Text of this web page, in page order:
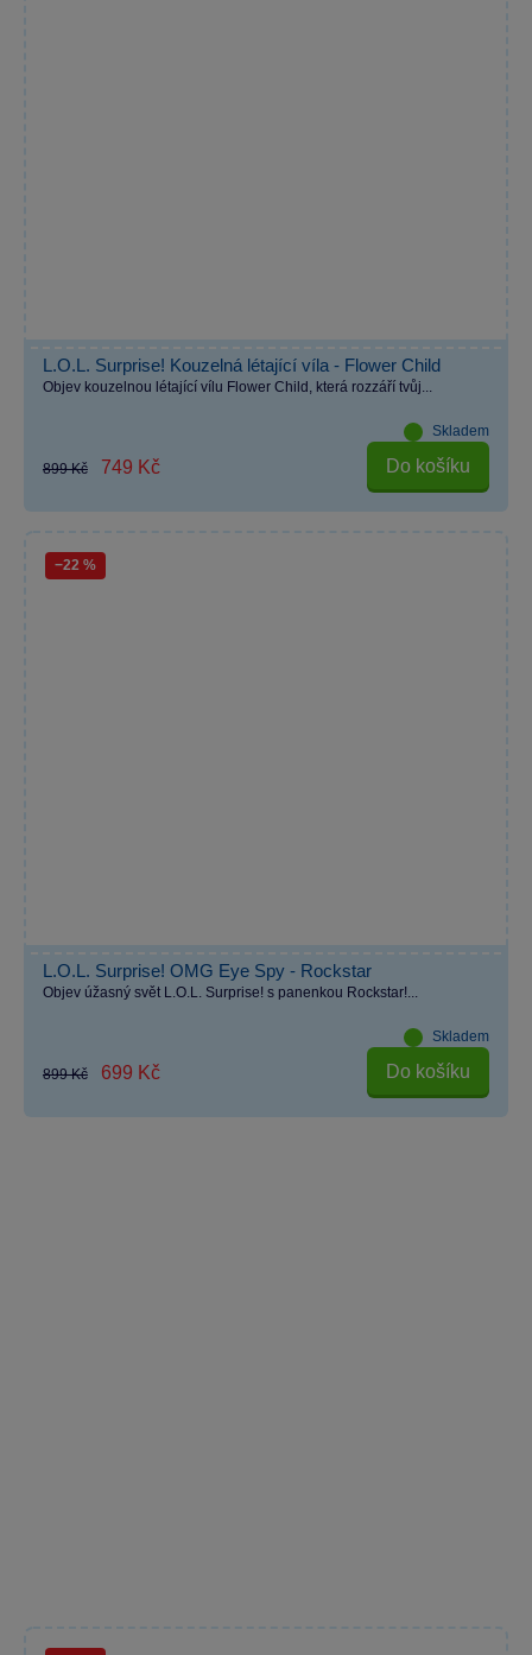
L.O.L. Surprise! Kouzelná létající víla - Flower Child
Objev kouzelnou létající vílu Flower Child, která rozzáří tvůj...
Skladem
899 Kč 749 Kč Do košíku
−22 %
L.O.L. Surprise! OMG Eye Spy - Rockstar
Objev úžasný svět L.O.L. Surprise! s panenkou Rockstar!...
Skladem
899 Kč 699 Kč Do košíku